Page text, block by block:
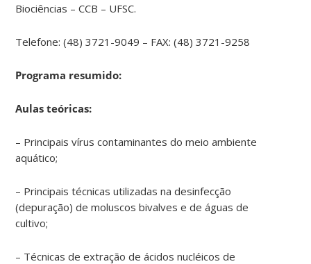
Biociências – CCB – UFSC.
Telefone: (48) 3721-9049 – FAX: (48) 3721-9258
Programa resumido:
Aulas teóricas:
– Principais vírus contaminantes do meio ambiente
aquático;
– Principais técnicas utilizadas na desinfecção
(depuração) de moluscos bivalves e de águas de
cultivo;
– Técnicas de extração de ácidos nucléicos de